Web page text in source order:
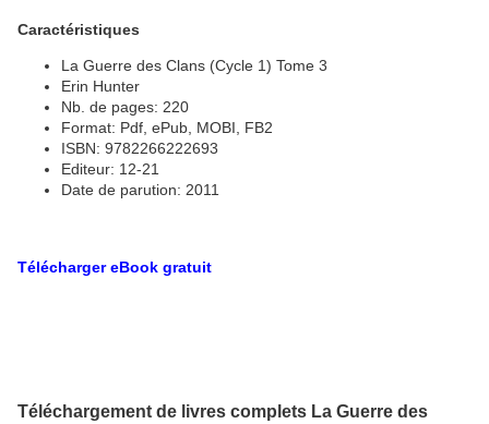
Caractéristiques
La Guerre des Clans (Cycle 1) Tome 3
Erin Hunter
Nb. de pages: 220
Format: Pdf, ePub, MOBI, FB2
ISBN: 9782266222693
Editeur: 12-21
Date de parution: 2011
Télécharger eBook gratuit
Téléchargement de livres complets La Guerre des